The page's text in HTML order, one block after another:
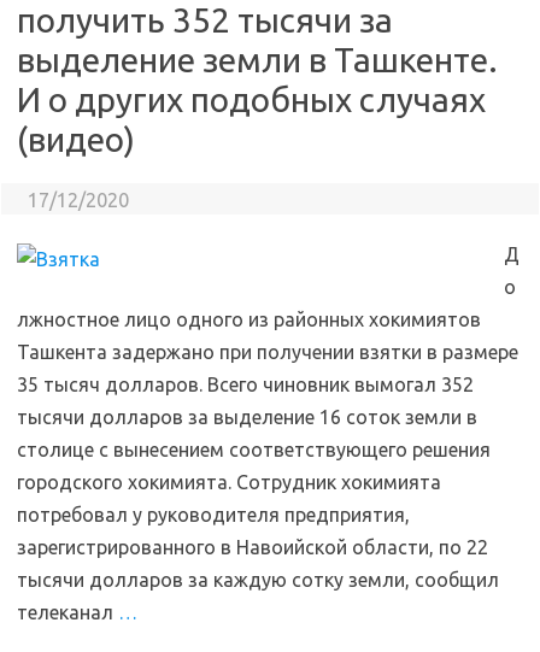
получить 352 тысячи за
выделение земли в Ташкенте.
И о других подобных случаях
(видео)
17/12/2020
Д
о
лжностное лицо одного из районных хокимиятов
Ташкента задержано при получении взятки в размере
35 тысяч долларов. Всего чиновник вымогал 352
тысячи долларов за выделение 16 соток земли в
столице с вынесением соответствующего решения
городского хокимията. Сотрудник хокимията
потребовал у руководителя предприятия,
зарегистрированного в Навоийской области, по 22
тысячи долларов за каждую сотку земли, сообщил
телеканал …